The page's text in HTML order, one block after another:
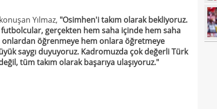
Yılmaz, "Osimhen'i takım olarak bekliyoruz.
futbolcular, gerçekten hem saha içinde hem saha
onlardan öğrenmeye hem onlara öğretmeye
saygı duyuyoruz. Kadromuzda çok değerli Türk
tüm takım olarak başarıya ulaşıyoruz."